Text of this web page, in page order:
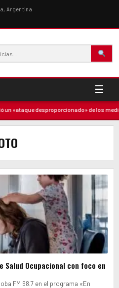
Argentina
☰
un «ataque desproporcionado» de los
Salud Ocupacional con foco en
FM 98.7 en el programa «En